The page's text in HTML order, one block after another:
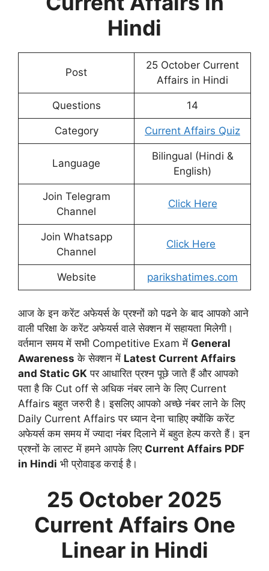
Hindi
Post
25 October Current
Affairs in Hindi
Questions 14
Category Current Affairs Quiz
Language
Bilingual (Hindi &
English)
Join Telegram
Channel
Click Here
Join Whatsapp
Channel
Click Here
Website parikshatimes.com
आज के इन करेंट अफेयर्स के प्रश्नों को पढने के बाद आपको आने
वाली परिक्षा के करेंट अफेयर्स वाले सेक्शन में सहायता मिलेगी।
वर्तमान समय में सभी Competitive Exam में General
Awareness के सेक्शन में Latest Current Affairs
and Static GK पर आधारित प्रश्न पूछे जाते हैं और आपको
पता है कि Cut off से अधिक नंबर लाने के लिए Current
Affairs बहुत जरुरी है। इसलिए आपको अच्छे नंबर लाने के लिए
Daily Current Affairs पर ध्यान देना चाहिए क्योंकि करेंट
अफेयर्स कम समय में ज्यादा नंबर दिलाने में बहुत हेल्प करते हैं। इन
प्रश्नों के लास्ट में हमने आपके लिए Current Affairs PDF
in Hindi भी प्रोवाइड कराई है।
25 October 2025
Current Affairs One
Linear in Hindi